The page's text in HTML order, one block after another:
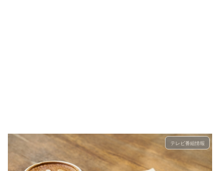
テレビ番組情報